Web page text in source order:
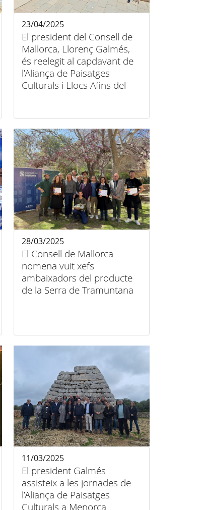
El president del Consell de
Mallorca, Llorenç Galmés,
és reelegit al capdavant de
l’Aliança de Paisatges
Culturals i Llocs Afins del
23/04/2025
El Consell de Mallorca
nomena vuit xefs
ambaixadors del producte
de la Serra de Tramuntana
28/03/2025
El president Galmés
assisteix a les jornades de
l’Aliança de Paisatges
Culturals a Menorca
11/03/2025